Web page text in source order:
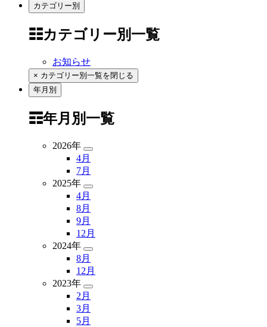
カテゴリー別
☷カテゴリー別一覧
お知らせ
× カテゴリー別一覧を閉じる
年月別
☶年月別一覧
2026年
4月
7月
2025年
4月
8月
9月
12月
2024年
8月
12月
2023年
2月
3月
5月